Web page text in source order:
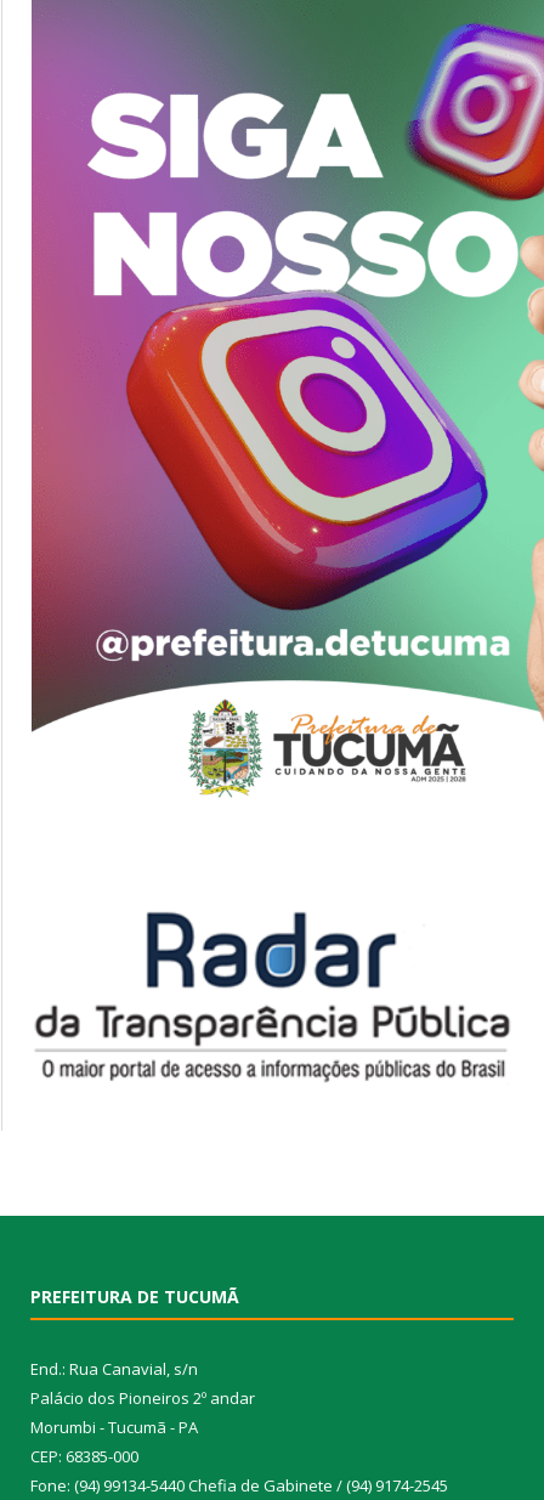
PREFEITURA DE TUCUMÃ
End.: Rua Canavial, s/n
Palácio dos Pioneiros 2º andar
Morumbi - Tucumã - PA
CEP: 68385-000
Fone: (94) 99134-5440 Chefia de Gabinete / (94) 9174-2545